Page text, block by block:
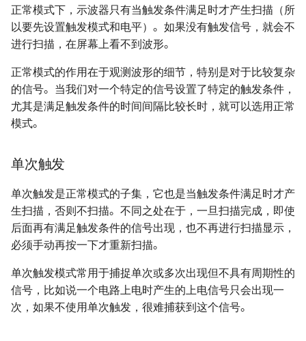
锂电池选型指南
编码器的几种输出方式
防反接电路的设计
个人 PCB 设计规范
电源方案（Buck）-
XL2009E1
电源方案（Boost）- SX1308
电源方案（PMIC）- EA3036C
电源方案（PMIC）- EA3059
正常模式下，示波器只有当触发条件满足时才产生扫描（所
以要先设置触发模式和电平）。如果没有触发信号，就会不
进行扫描，在屏幕上看不到波形。
正常模式的作用在于观测波形的细节，特别是对于比较复杂
的信号。当我们对一个特定的信号设置了特定的触发条件，
尤其是满足触发条件的时间间隔比较长时，就可以选用正常
模式。
单次触发
单次触发是正常模式的子集，它也是当触发条件满足时才产
生扫描，否则不扫描。不同之处在于，一旦扫描完成，即使
后面再有满足触发条件的信号出现，也不再进行扫描显示，
必须手动再按一下才重新扫描。
单次触发模式常用于捕捉单次或多次出现但不具有周期性的
信号，比如说一个电路上电时产生的上电信号只会出现一
次，如果不使用单次触发，很难捕获到这个信号。